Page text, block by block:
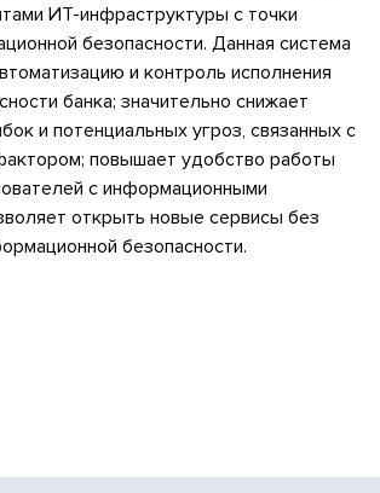
ИТ-инфраструктуры с точки
безопасности. Данная система
и контроль исполнения
банка; значительно снижает
и потенциальных угроз, связанных с
повышает удобство работы
с информационными
открыть новые сервисы без
безопасности.